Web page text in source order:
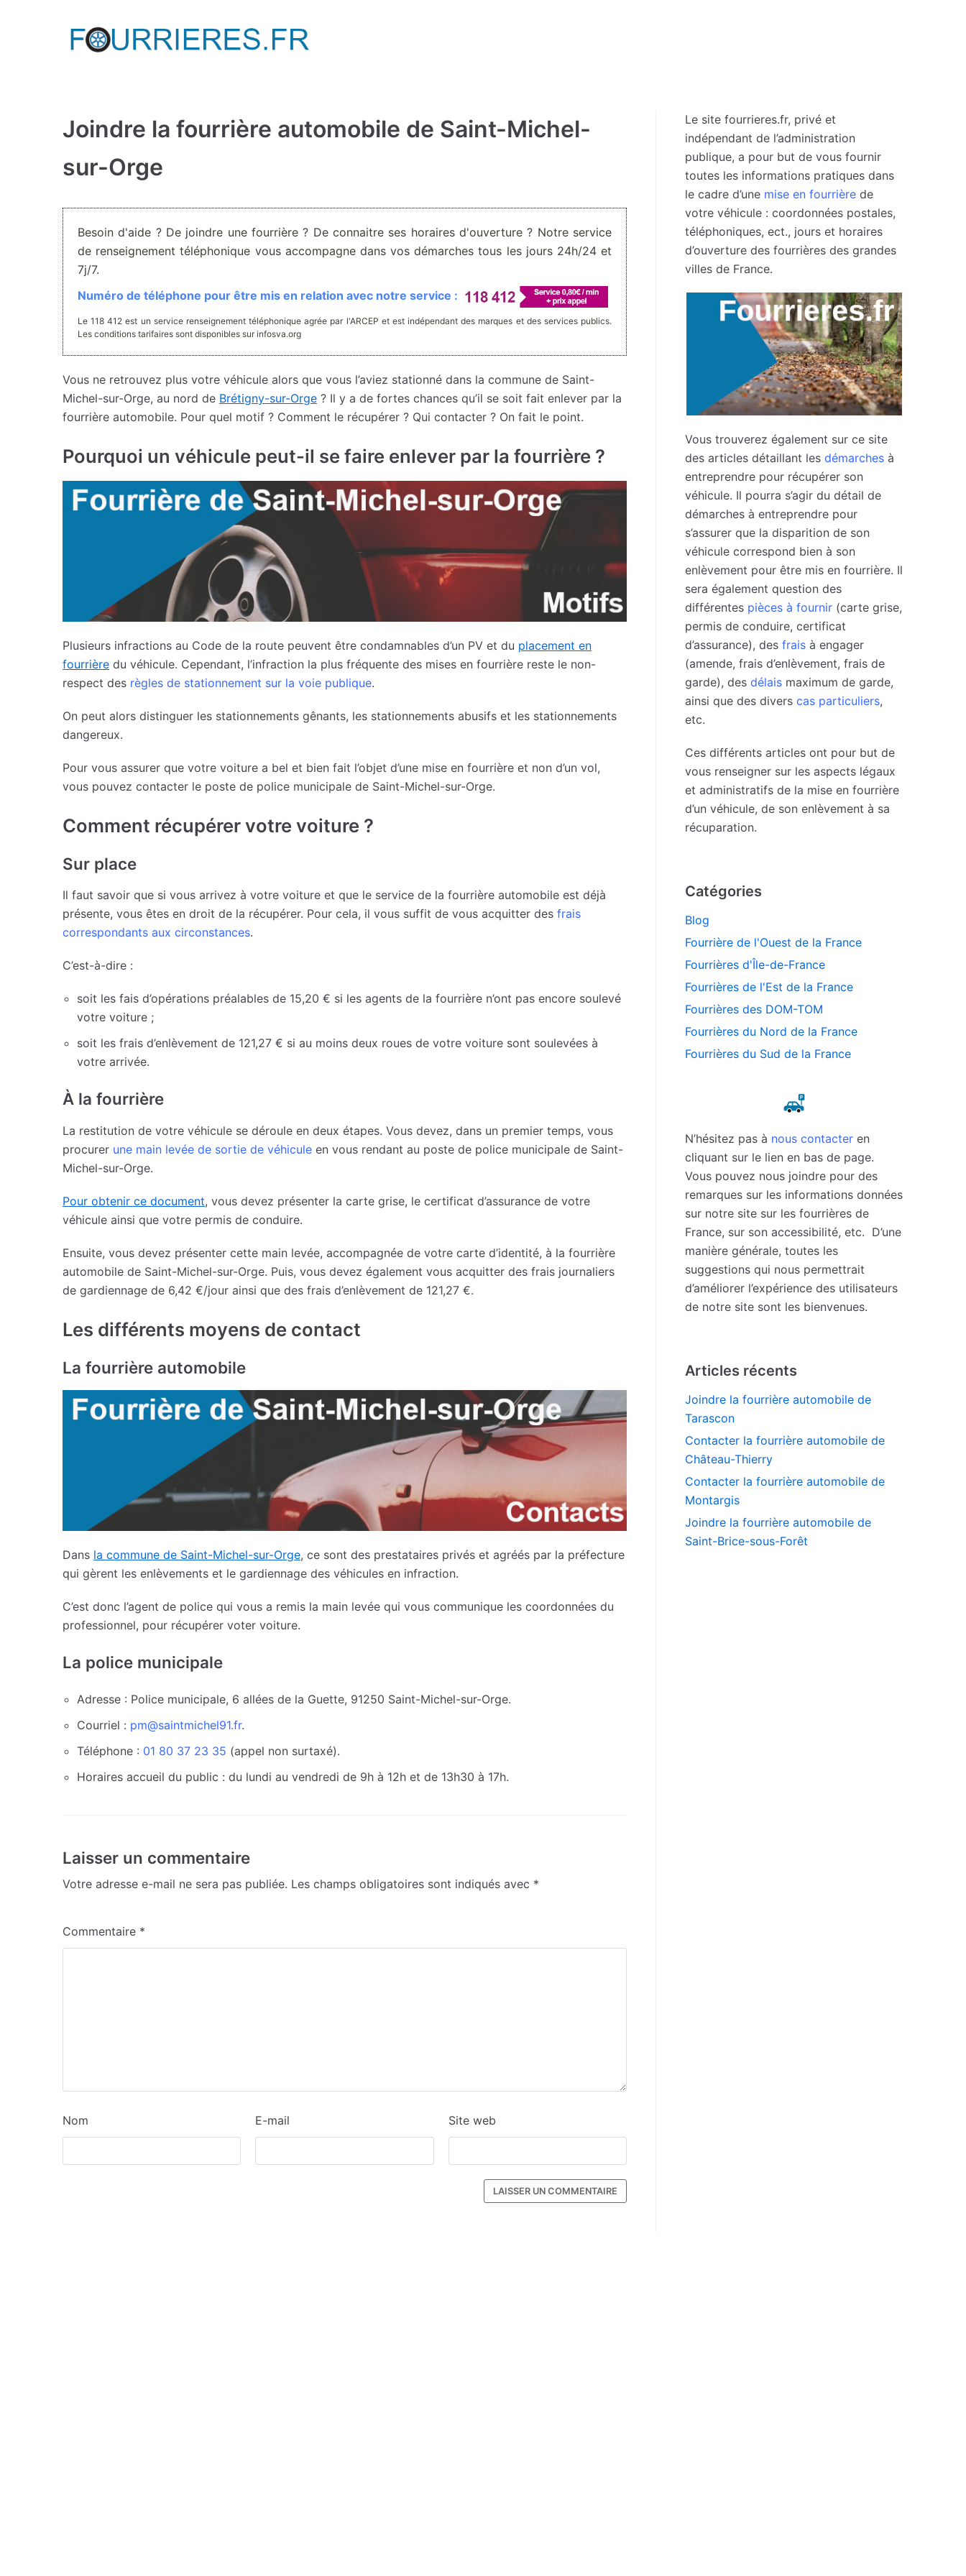
Joindre la fourrière automobile de Saint-Michel-
sur-Orge
Besoin d'aide ? De joindre une fourrière ? De connaitre ses horaires d'ouverture ? Notre service
de renseignement téléphonique vous accompagne dans vos démarches tous les jours 24h/24 et
7j/7.
Numéro de téléphone pour être mis en relation avec notre service :
Le 118 412 est un service renseignement téléphonique agrée par l'ARCEP et est indépendant des marques et des services publics.
Les conditions tarifaires sont disponibles sur infosva.org
Vous ne retrouvez plus votre véhicule alors que vous l’aviez stationné dans la commune de Saint-
Michel-sur-Orge, au nord de Brétigny-sur-Orge ? Il y a de fortes chances qu’il se soit fait enlever par la
fourrière automobile. Pour quel motif ? Comment le récupérer ? Qui contacter ? On fait le point.
Pourquoi un véhicule peut-il se faire enlever par la fourrière ?
Plusieurs infractions au Code de la route peuvent être condamnables d’un PV et du placement en
fourrière du véhicule. Cependant, l’infraction la plus fréquente des mises en fourrière reste le non-
respect des règles de stationnement sur la voie publique.
On peut alors distinguer les stationnements gênants, les stationnements abusifs et les stationnements
dangereux.
Pour vous assurer que votre voiture a bel et bien fait l’objet d’une mise en fourrière et non d’un vol,
vous pouvez contacter le poste de police municipale de Saint-Michel-sur-Orge.
Comment récupérer votre voiture ?
Sur place
Il faut savoir que si vous arrivez à votre voiture et que le service de la fourrière automobile est déjà
présente, vous êtes en droit de la récupérer. Pour cela, il vous suffit de vous acquitter des frais
correspondants aux circonstances.
C’est-à-dire :
soit les fais d’opérations préalables de 15,20 € si les agents de la fourrière n’ont pas encore soulevé
votre voiture ;
soit les frais d’enlèvement de 121,27 € si au moins deux roues de votre voiture sont soulevées à
votre arrivée.
À la fourrière
La restitution de votre véhicule se déroule en deux étapes. Vous devez, dans un premier temps, vous
procurer une main levée de sortie de véhicule en vous rendant au poste de police municipale de Saint-
Michel-sur-Orge.
Pour obtenir ce document, vous devez présenter la carte grise, le certificat d’assurance de votre
véhicule ainsi que votre permis de conduire.
Ensuite, vous devez présenter cette main levée, accompagnée de votre carte d’identité, à la fourrière
automobile de Saint-Michel-sur-Orge. Puis, vous devez également vous acquitter des frais journaliers
de gardiennage de 6,42 €/jour ainsi que des frais d’enlèvement de 121,27 €.
Les différents moyens de contact
La fourrière automobile
Dans la commune de Saint-Michel-sur-Orge, ce sont des prestataires privés et agréés par la préfecture
qui gèrent les enlèvements et le gardiennage des véhicules en infraction.
C’est donc l’agent de police qui vous a remis la main levée qui vous communique les coordonnées du
professionnel, pour récupérer voter voiture.
La police municipale
Adresse : Police municipale, 6 allées de la Guette, 91250 Saint-Michel-sur-Orge.
Courriel : pm@saintmichel91.fr.
Téléphone : 01 80 37 23 35 (appel non surtaxé).
Horaires accueil du public : du lundi au vendredi de 9h à 12h et de 13h30 à 17h.
Laisser un commentaire
Votre adresse e-mail ne sera pas publiée. Les champs obligatoires sont indiqués avec *
Commentaire *
Nom E-mail Site web
Le site fourrieres.fr, privé et
indépendant de l’administration
publique, a pour but de vous fournir
toutes les informations pratiques dans
le cadre d’une mise en fourrière de
votre véhicule : coordonnées postales,
téléphoniques, ect., jours et horaires
d’ouverture des fourrières des grandes
villes de France.
Vous trouverez également sur ce site
des articles détaillant les démarches à
entreprendre pour récupérer son
véhicule. Il pourra s’agir du détail de
démarches à entreprendre pour
s’assurer que la disparition de son
véhicule correspond bien à son
enlèvement pour être mis en fourrière. Il
sera également question des
différentes pièces à fournir (carte grise,
permis de conduire, certificat
d’assurance), des frais à engager
(amende, frais d’enlèvement, frais de
garde), des délais maximum de garde,
ainsi que des divers cas particuliers,
etc.
Ces différents articles ont pour but de
vous renseigner sur les aspects légaux
et administratifs de la mise en fourrière
d’un véhicule, de son enlèvement à sa
récuparation.
Catégories
Blog
Fourrière de l'Ouest de la France
Fourrières d'Île-de-France
Fourrières de l'Est de la France
Fourrières des DOM-TOM
Fourrières du Nord de la France
Fourrières du Sud de la France
N’hésitez pas à nous contacter en
cliquant sur le lien en bas de page.
Vous pouvez nous joindre pour des
remarques sur les informations données
sur notre site sur les fourrières de
France, sur son accessibilité, etc. D’une
manière générale, toutes les
suggestions qui nous permettrait
d’améliorer l’expérience des utilisateurs
de notre site sont les bienvenues.
Articles récents
Joindre la fourrière automobile de
Tarascon
Contacter la fourrière automobile de
Château-Thierry
Contacter la fourrière automobile de
Montargis
Joindre la fourrière automobile de
Saint-Brice-sous-Forêt